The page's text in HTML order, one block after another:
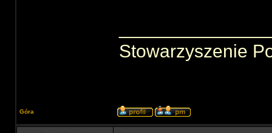
Stowarzyszenie
Góra